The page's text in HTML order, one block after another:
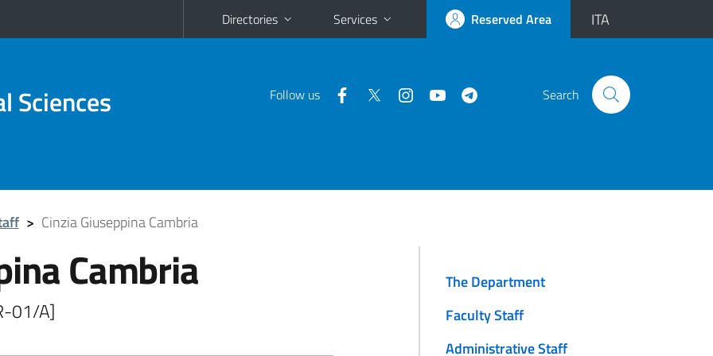
Directories Services Reserved Area ITA
Sciences Follow us Search
> Cinzia Giuseppina Cambria
Cambria
01/A]
The Department
Faculty Staff
Administrative Staff